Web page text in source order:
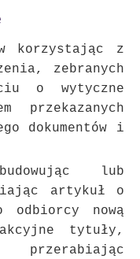
korzystając z
zebranych
o wytyczne
przekazanych
dokumentów i
lub
artykuł o
odbiorcy nową
tytuły,